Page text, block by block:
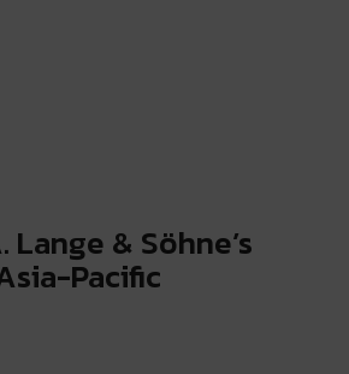
& Söhne’s
Pacific